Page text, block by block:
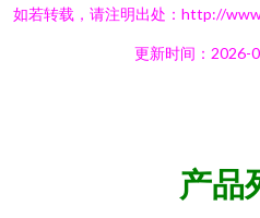
如若转载，请注明出处：http://
更新时间：2026-
产品